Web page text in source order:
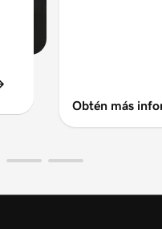
Obtén más